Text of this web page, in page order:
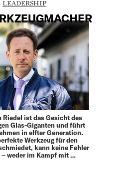
LEADERSHIP
Riedel ist das Gesicht des
Glas-Giganten und führt
in elfter Generation.
Werkzeug für den
kann keine Fehler
– weder im Kampf mit …